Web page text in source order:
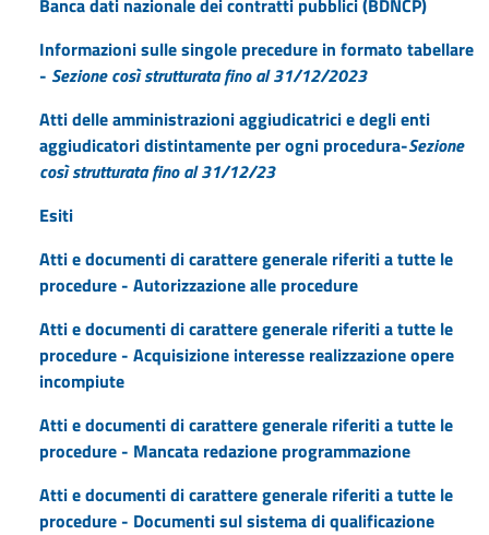
Banca dati nazionale dei contratti pubblici (BDNCP)
Informazioni sulle singole precedure in formato tabellare
- Sezione così strutturata fino al 31/12/2023
Atti delle amministrazioni aggiudicatrici e degli enti
aggiudicatori distintamente per ogni procedura-Sezione
così strutturata fino al 31/12/23
Esiti
Atti e documenti di carattere generale riferiti a tutte le
procedure - Autorizzazione alle procedure
Atti e documenti di carattere generale riferiti a tutte le
procedure - Acquisizione interesse realizzazione opere
incompiute
Atti e documenti di carattere generale riferiti a tutte le
procedure - Mancata redazione programmazione
Atti e documenti di carattere generale riferiti a tutte le
procedure - Documenti sul sistema di qualificazione